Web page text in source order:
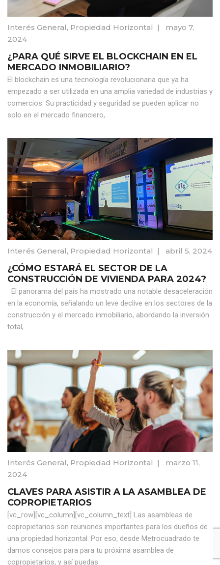
Interés General, Propiedad Horizontal | mayo 7,
2024
¿PARA QUÉ SIRVE EL BLOCKCHAIN EN EL
MERCADO INMOBILIARIO?
El blockchain es una tecnología revolucionaria que ya ha
empezado a ser utilizada en una amplia variedad de industrias y
comercios. Su practicidad y seguridad se pueden aplicar no
solo en el mercado financiero,
Interés General, Propiedad Horizontal | abril 5, 2024
¿CÓMO ESTARÁ EL SECTOR DE LA
CONSTRUCCIÓN DE VIVIENDA PARA 2024?
El panorama del país ha mostrado una notable desaceleración
en la economía, señalando un leve declive en los sectores de la
construcción y el mercado inmobiliario, abordando la inversión
total,
Interés General, Propiedad Horizontal | marzo 11,
2024
CLAVES PARA ASISTIR A LA ASAMBLEA DE
COPROPIETARIOS
[vc_row][vc_column][vc_column_text] Las asambleas de
copropietarios son reuniones importantes para los dueños de
una propiedad horizontal. Por eso, desde Metrocuadrado te
damos consejos para para tu próxima asamblea de
copropietarios, y así puedas